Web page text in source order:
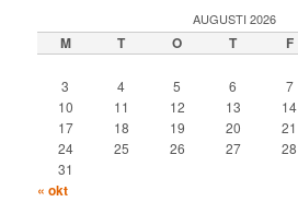
AUGUSTI 2026
M T O T F
3
4 5 6 7
10
11 12 13 14
17
18 19 20 21
24
25 26 27 28
31
« okt